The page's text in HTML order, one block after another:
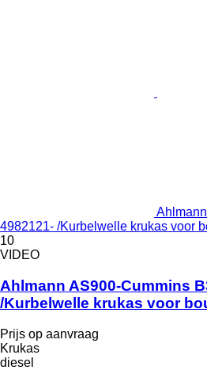
4982121- /Kurbelwelle krukas voor
10
VIDEO
Ahlmann AS900-Cummins
/Kurbelwelle krukas voor
Prijs op aanvraag
Krukas
diesel